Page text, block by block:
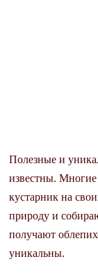
Полезные и
известны.
кустарник на
природу и
получают
уникальны.